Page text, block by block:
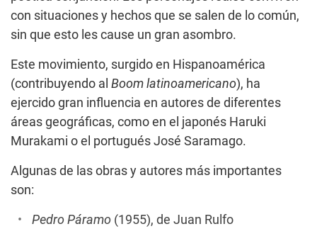
con situaciones y hechos que se salen de lo común,
sin que esto les cause un gran asombro.
Este movimiento, surgido en Hispanoamérica
(contribuyendo al Boom latinoamericano), ha
ejercido gran influencia en autores de diferentes
áreas geográficas, como en el japonés Haruki
Murakami o el portugués José Saramago.
Algunas de las obras y autores más importantes
son:
Pedro Páramo (1955), de Juan Rulfo